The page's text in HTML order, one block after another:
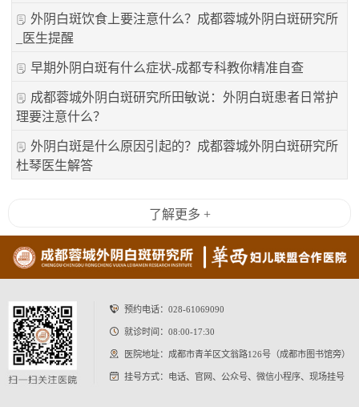
外阴白斑饮食上要注意什么？成都蓉城外阴白斑研究所
_医生提醒
早期外阴白斑有什么症状-成都专科教你精准自查
成都蓉城外阴白斑研究所田敏说：外阴白斑患者日常护
理要注意什么？
外阴白斑是什么原因引起的？成都蓉城外阴白斑研究所
杜琴医生解答
了解更多 +
预约电话： 028-61069090
就诊时间：08:00-17:30
医院地址：成都市青羊区文翁路126号（成都市图书馆旁）
挂号方式：电话、官网、公众号、微信小程序、现场挂号